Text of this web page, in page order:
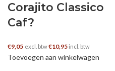
Corajito Classico
Caf?
€9,05 excl. btw€10,95 incl. btw
Toevoegen aan winkelwagen